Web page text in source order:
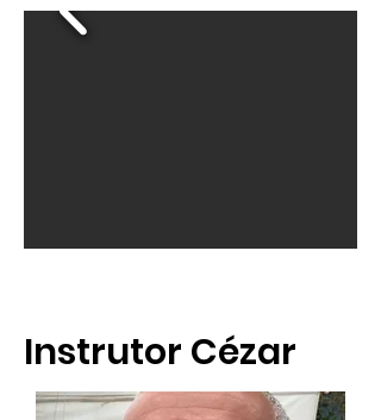
Instrutor Cézar